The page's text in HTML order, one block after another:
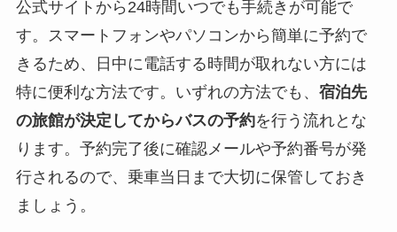
公式サイトから24時間いつでも手続きが可能で
す。スマートフォンやパソコンから簡単に予約で
きるため、日中に電話する時間が取れない方には
特に便利な方法です。いずれの方法でも、 宿泊先
の旅館が決定してからバスの予約を行う流れとな
ります。予約完了後に確認メールや予約番号が発
行されるので、乗車当日まで大切に保管しておき
ましょう。